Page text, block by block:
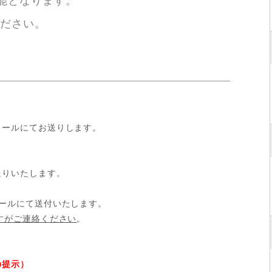
さい。
ルにてお送りします。
いたします。
にて送付いたします。
ご連絡ください 。
示）